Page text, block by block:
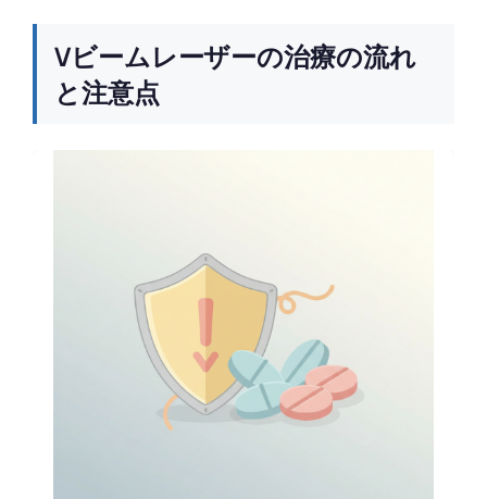
Vビームレーザーの治療の流れ
と注意点